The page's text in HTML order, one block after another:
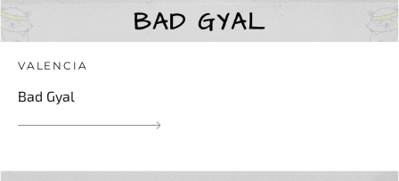
VALENCIA
Bad Gyal